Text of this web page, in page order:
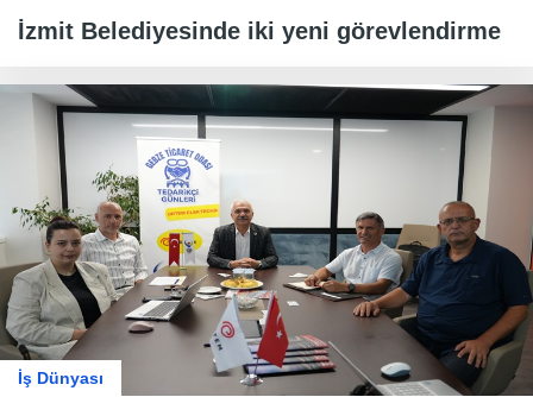
İzmit Belediyesinde iki yeni görevlendirme
İş Dünyası